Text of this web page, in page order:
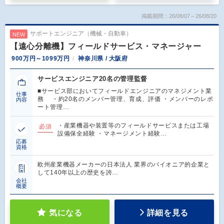
掲載期間：26/08/07～26/08/20
NEW サポートエンジニア（機械・自動車）
【遠心分離機】フィールドサービス・マネージャー
900万円～1099万円 神奈川県 / 大阪府
仕事
内容
サービスエンジニア20名の管理監督
■サービス部においてフィールドエンジニアのマネジメント業
務 ・約20名のメンバー管理、育成、評価 ・メンバーのレポ
ート管理…
応募
資格
必須
・産業機器や装置等のフィールドサービスまたは工場
設備保全経験 ・マネージメント経験…
会社
概要
欧州産業機器メーカーの日本法人 業界のパイオニア的企業と
して140年以上の歴史を誇…
気になる 詳細を見る